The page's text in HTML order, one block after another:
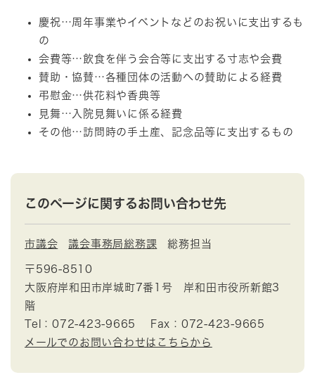
慶祝…周年事業やイベントなどのお祝いに支出するも
の
会費等…飲食を伴う会合等に支出する寸志や会費
賛助・協賛…各種団体の活動への賛助による経費
弔慰金…供花料や香典等
見舞…入院見舞いに係る経費
その他…訪問時の手土産、記念品等に支出するもの
このページに関するお問い合わせ先
市議会 議会事務局総務課 総務担当
〒596-8510
大阪府岸和田市岸城町7番1号 岸和田市役所新館3
階
Tel：072-423-9665
Fax：072-423-9665
メールでのお問い合わせはこちらから